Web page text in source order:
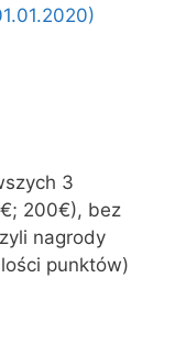
3
200€), bez
nagrody
punktów)